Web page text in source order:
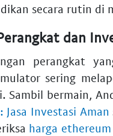
secara rutin di
dan
perangkat
sering
Sambil bermain,
Jasa Investasi Aman
harga